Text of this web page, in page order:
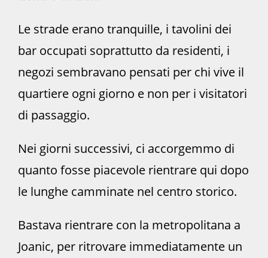
Le strade erano tranquille, i tavolini dei
bar occupati soprattutto da residenti, i
negozi sembravano pensati per chi vive il
quartiere ogni giorno e non per i visitatori
di passaggio.
Nei giorni successivi, ci accorgemmo di
quanto fosse piacevole rientrare qui dopo
le lunghe camminate nel centro storico.
Bastava rientrare con la metropolitana a
Joanic, per ritrovare immediatamente un